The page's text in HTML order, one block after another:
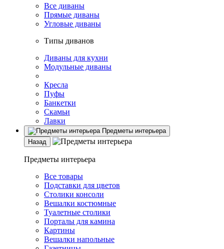
Все диваны
Прямые диваны
Угловые диваны
Типы диванов
Диваны для кухни
Модульные диваны
Кресла
Пуфы
Банкетки
Скамьи
Лавки
Предметы интерьера
Назад
Предметы интерьера
Все товары
Подставки для цветов
Столики консоли
Вешалки костюмные
Туалетные столики
Порталы для камина
Картины
Вешалки напольные